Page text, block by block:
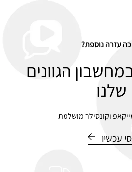
עזרה נוספת?
הגוונים
שלנו
וקונסילר מושלמת
עכשיו